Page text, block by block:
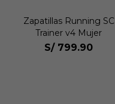
Zapatillas Running SC
Trainer v4 Mujer
S/ 799.90